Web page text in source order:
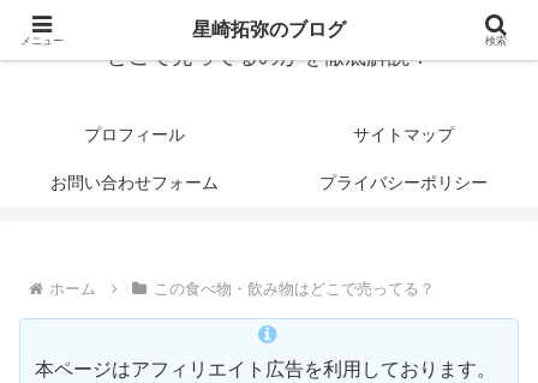
どこで売ってるのかを徹底解説！
プロフィール サイトマップ
お問い合わせフォーム プライバシーポリシー
ホーム この食べ物・飲み物はどこで売ってる？
本ページはアフィリエイト広告を利用しております。
メニュー
星崎拓弥のブログ
検索